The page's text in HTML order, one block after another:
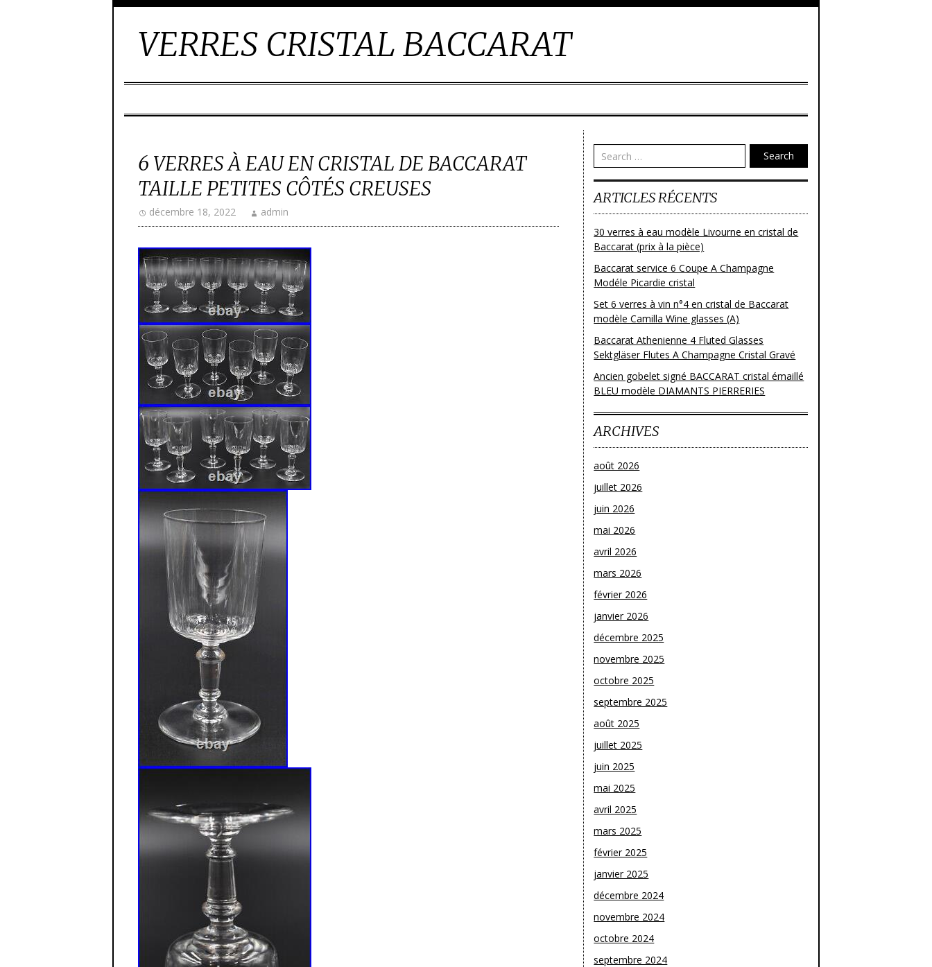
VERRES CRISTAL BACCARAT
6 VERRES À EAU EN CRISTAL DE BACCARAT
TAILLE PETITES CÔTÉS CREUSES
décembre 18, 2022 admin
Search
ARTICLES RÉCENTS
30 verres à eau modèle Livourne en cristal de
Baccarat (prix à la pièce)
Baccarat service 6 Coupe A Champagne
Modéle Picardie cristal
Set 6 verres à vin n°4 en cristal de Baccarat
modèle Camilla Wine glasses (A)
Baccarat Athenienne 4 Fluted Glasses
Sektgläser Flutes A Champagne Cristal Gravé
Ancien gobelet signé BACCARAT cristal émaillé
BLEU modèle DIAMANTS PIERRERIES
ARCHIVES
août 2026
juillet 2026
juin 2026
mai 2026
avril 2026
mars 2026
février 2026
janvier 2026
décembre 2025
novembre 2025
octobre 2025
septembre 2025
août 2025
juillet 2025
juin 2025
mai 2025
avril 2025
mars 2025
février 2025
janvier 2025
décembre 2024
novembre 2024
octobre 2024
septembre 2024